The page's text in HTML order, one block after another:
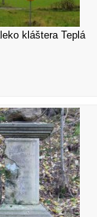
kláštera Teplá